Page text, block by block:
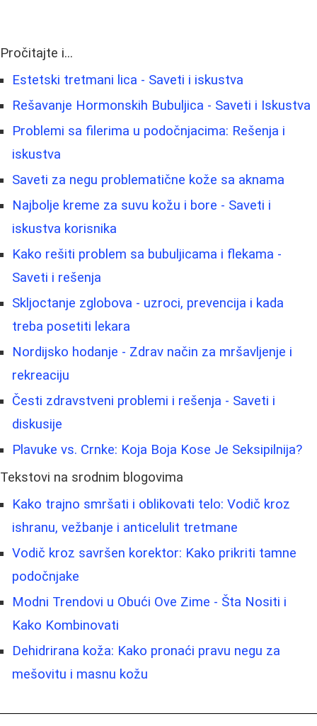
Pročitajte i...
Estetski tretmani lica - Saveti i iskustva
Rešavanje Hormonskih Bubuljica - Saveti i Iskustva
Problemi sa filerima u podočnjacima: Rešenja i
iskustva
Saveti za negu problematične kože sa aknama
Najbolje kreme za suvu kožu i bore - Saveti i
iskustva korisnika
Kako rešiti problem sa bubuljicama i flekama -
Saveti i rešenja
Skljoctanje zglobova - uzroci, prevencija i kada
treba posetiti lekara
Nordijsko hodanje - Zdrav način za mršavljenje i
rekreaciju
Česti zdravstveni problemi i rešenja - Saveti i
diskusije
Plavuke vs. Crnke: Koja Boja Kose Je Seksipilnija?
Tekstovi na srodnim blogovima
Kako trajno smršati i oblikovati telo: Vodič kroz
ishranu, vežbanje i anticelulit tretmane
Vodič kroz savršen korektor: Kako prikriti tamne
podočnjake
Modni Trendovi u Obući Ove Zime - Šta Nositi i
Kako Kombinovati
Dehidrirana koža: Kako pronaći pravu negu za
mešovitu i masnu kožu